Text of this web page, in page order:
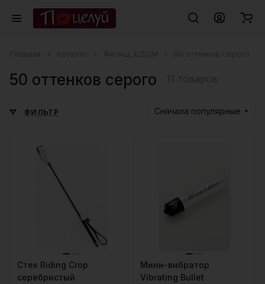
50 оттенков серого
ФИЛЬТР Сначала популярные
Стек Riding Crop
серебристый
Мини-вибратор
Vibrating Bullet